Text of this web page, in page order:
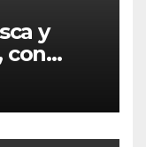
y
con
para